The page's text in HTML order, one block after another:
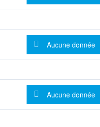
Message
Aucune donnée
Message
Aucune donnée